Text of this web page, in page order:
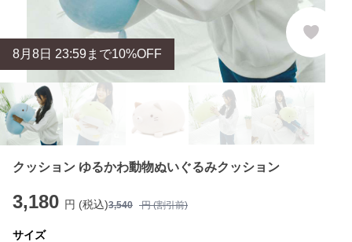
8月 8日 23:59まで10%OFF
クッション ゆるかわ動物ぬいぐるみクッション
3,180 円 (税込)3,540 円 (割引前)
サイズ